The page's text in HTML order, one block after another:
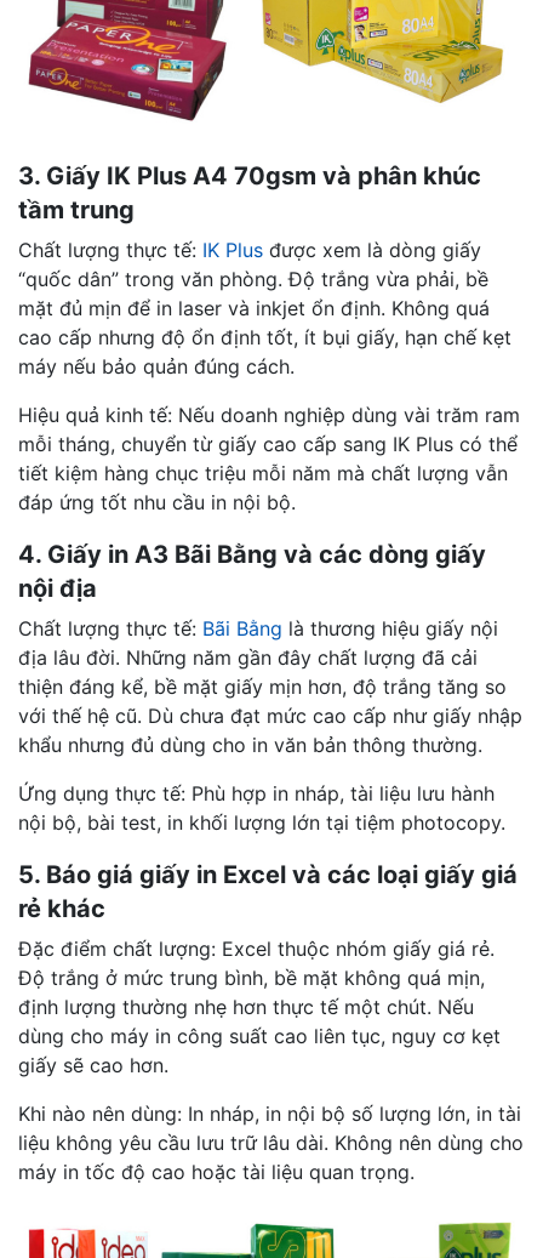
3. Giấy IK Plus A4 70gsm và phân khúc
tầm trung
Chất lượng thực tế: IK Plus được xem là dòng giấy
“quốc dân” trong văn phòng. Độ trắng vừa phải, bề
mặt đủ mịn để in laser và inkjet ổn định. Không quá
cao cấp nhưng độ ổn định tốt, ít bụi giấy, hạn chế kẹt
máy nếu bảo quản đúng cách.
Hiệu quả kinh tế: Nếu doanh nghiệp dùng vài trăm ram
mỗi tháng, chuyển từ giấy cao cấp sang IK Plus có thể
tiết kiệm hàng chục triệu mỗi năm mà chất lượng vẫn
đáp ứng tốt nhu cầu in nội bộ.
4. Giấy in A3 Bãi Bằng và các dòng giấy
nội địa
Chất lượng thực tế: Bãi Bằng là thương hiệu giấy nội
địa lâu đời. Những năm gần đây chất lượng đã cải
thiện đáng kể, bề mặt giấy mịn hơn, độ trắng tăng so
với thế hệ cũ. Dù chưa đạt mức cao cấp như giấy nhập
khẩu nhưng đủ dùng cho in văn bản thông thường.
Ứng dụng thực tế: Phù hợp in nháp, tài liệu lưu hành
nội bộ, bài test, in khối lượng lớn tại tiệm photocopy.
5. Báo giá giấy in Excel và các loại giấy giá
rẻ khác
Đặc điểm chất lượng: Excel thuộc nhóm giấy giá rẻ.
Độ trắng ở mức trung bình, bề mặt không quá mịn,
định lượng thường nhẹ hơn thực tế một chút. Nếu
dùng cho máy in công suất cao liên tục, nguy cơ kẹt
giấy sẽ cao hơn.
Khi nào nên dùng: In nháp, in nội bộ số lượng lớn, in tài
liệu không yêu cầu lưu trữ lâu dài. Không nên dùng cho
máy in tốc độ cao hoặc tài liệu quan trọng.